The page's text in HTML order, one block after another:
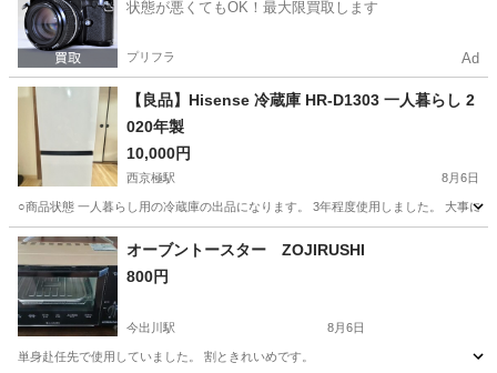
状態が悪くてもOK！最大限買取します
プリフラ Ad
【良品】Hisense 冷蔵庫 HR-D1303 一人暮らし 2
020年製
10,000円
西京極駅 8月6日
○商品状態 一人暮らし用の冷蔵庫の出品になります。 3年程度使用しました。 大事に
京都 京都市 西京極駅 キッチン家電
オーブントースター ZOJIRUSHI
800円
今出川駅 8月6日
単身赴任先で使用していました。 割ときれいめです。